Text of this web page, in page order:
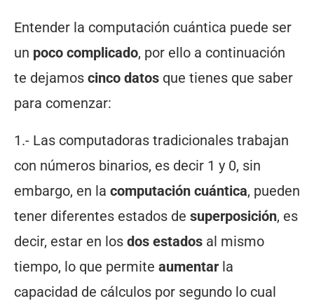
Entender la computación cuántica puede ser
un poco complicado, por ello a continuación
te dejamos cinco datos que tienes que saber
para comenzar:
1.- Las computadoras tradicionales trabajan
con números binarios, es decir 1 y 0, sin
embargo, en la computación cuántica, pueden
tener diferentes estados de superposición, es
decir, estar en los dos estados al mismo
tiempo, lo que permite aumentar la
capacidad de cálculos por segundo lo cual